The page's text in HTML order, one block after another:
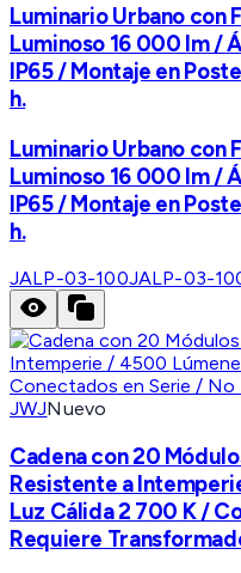
Luminario Urbano con
Luminoso 16 000 lm /
IP65 / Montaje en
h.
Luminario Urbano con
Luminoso 16 000 lm /
IP65 / Montaje en
h.
JALP-03-100JALP-03-
JWJNuevo
Cadena con 20
Resistente a
Luz Cálida 2 700 K /
Requiere